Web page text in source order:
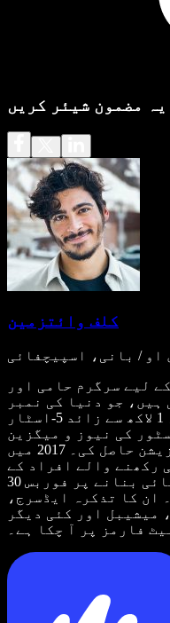
یہ مضمون شیئر کریں
کلف وائتزمین
او / بانی، اسپیچفائی
لیے سرگرم حامی اور
ہیں، جو دنیا کی نمبر
1 ٹیکسٹ ٹو اسپیچ ایپ ہے۔ 1 لاکھ سے زائد 5-اسٹار
کی نیوز و میگزین
کیٹیگری میں پہلی پوزیشن حاصل کی۔ 2017 میں
رکھنے والے افراد کے
لیے انٹرنیٹ کو زیادہ قابلِ رسائی بنانے پر فوربس 30
ان کا تذکرہ ایڈسرج،
میشیبل اور کئی دیگر
فارمز پر آ چکا ہے۔